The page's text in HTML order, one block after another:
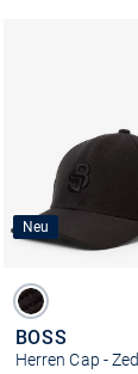
Neu
BOSS
Herren Cap - Zed